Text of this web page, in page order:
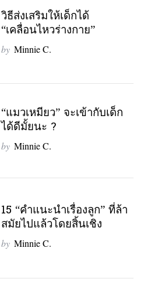
วิธีส่งเสริมให้เด็กได้
“เคลื่อนไหวร่างกาย”
by Minnie C.
“แมวเหมียว” จะเข้ากับเด็ก
ได้ดีมั้ยนะ ?
by Minnie C.
15 “คำแนะนำเรื่องลูก” ที่ล้า
สมัยไปแล้วโดยสิ้นเชิง
by Minnie C.